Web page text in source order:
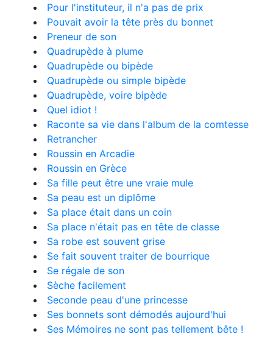
Pour l'instituteur, il n'a pas de prix
Pouvait avoir la tête près du bonnet
Preneur de son
Quadrupède à plume
Quadrupède ou bipède
Quadrupède ou simple bipède
Quadrupède, voire bipède
Quel idiot !
Raconte sa vie dans l'album de la comtesse
Retrancher
Roussin en Arcadie
Roussin en Grèce
Sa fille peut être une vraie mule
Sa peau est un diplôme
Sa place était dans un coin
Sa place n'était pas en tête de classe
Sa robe est souvent grise
Se fait souvent traiter de bourrique
Se régale de son
Sèche facilement
Seconde peau d'une princesse
Ses bonnets sont démodés aujourd'hui
Ses Mémoires ne sont pas tellement bête !